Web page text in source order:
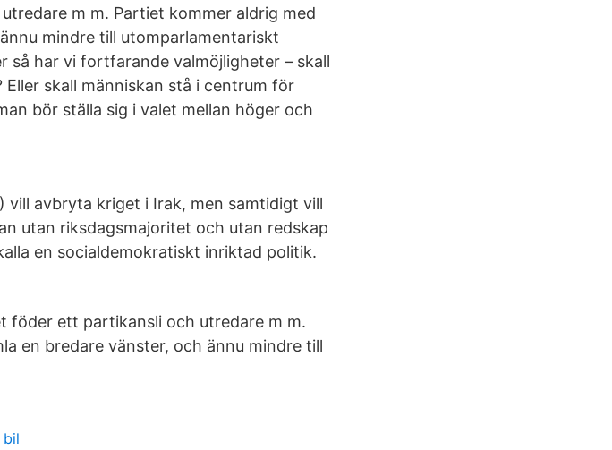
m m. Partiet kommer aldrig med
mindre till utomparlamentariskt
så har vi fortfarande valmöjligheter – skall
skall människan stå i centrum för
bör ställa sig i valet mellan höger och
vill avbryta kriget i Irak, men samtidigt vill
utan riksdagsmajoritet och utan redskap
en socialdemokratiskt inriktad politik.
föder ett partikansli och utredare m m.
en bredare vänster, och ännu mindre till
bil